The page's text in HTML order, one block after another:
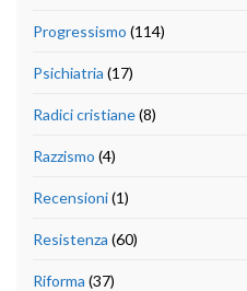
Progressismo (114)
Psichiatria (17)
Radici cristiane(8)
Razzismo (4)
Recensioni(1)
Resistenza (60)
Riforma (37)